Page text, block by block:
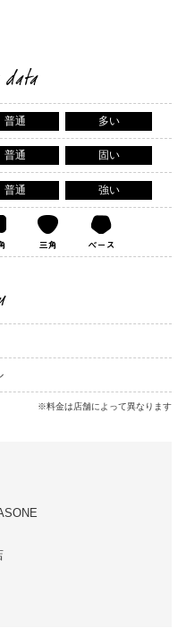
data
普通 多い
普通 固い
普通 強い
※料金は店舗によって異なります